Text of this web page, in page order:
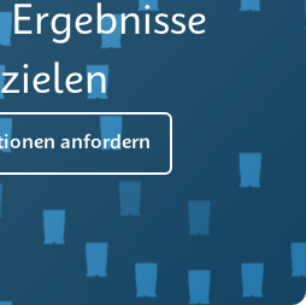
Ergebnisse
anfordern